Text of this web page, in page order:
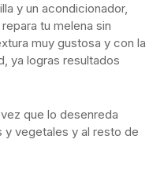
y un acondicionador,
tu melena sin
muy gustosa y con la
ya logras resultados
que lo desenreda
y vegetales y al resto de